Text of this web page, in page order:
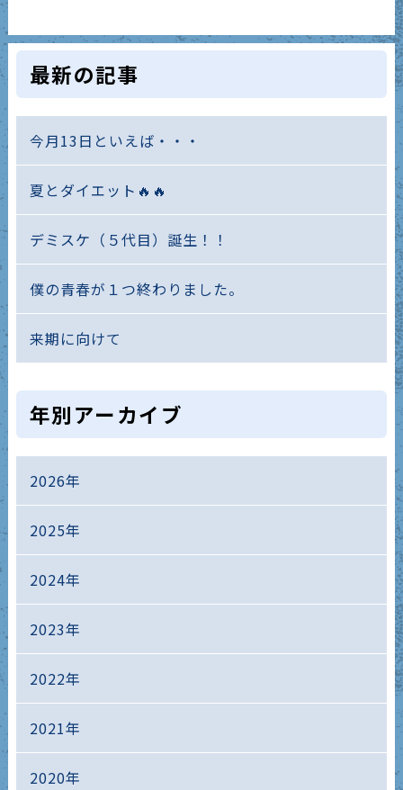
最新の記事
今月13日といえば・・・
夏とダイエット🔥🔥
デミスケ（５代目）誕生！！
僕の青春が１つ終わりました。
来期に向けて
年別アーカイブ
2026年
2025年
2024年
2023年
2022年
2021年
2020年